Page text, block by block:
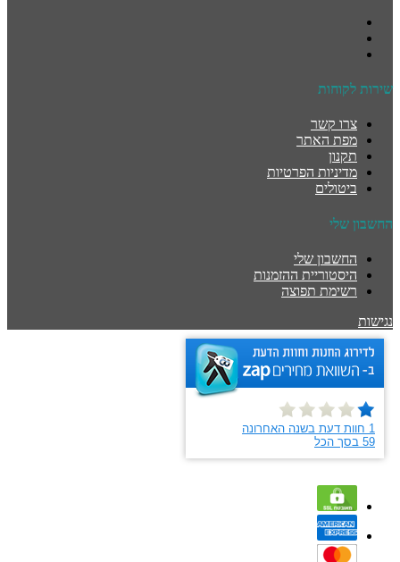
שירות לקוחות
צרו קשר
מפת האתר
תקנון
מדיניות הפרטיות
ביטולים
החשבון שלי
החשבון שלי
היסטוריית ההזמנות
רשימת תפוצה
נגישות